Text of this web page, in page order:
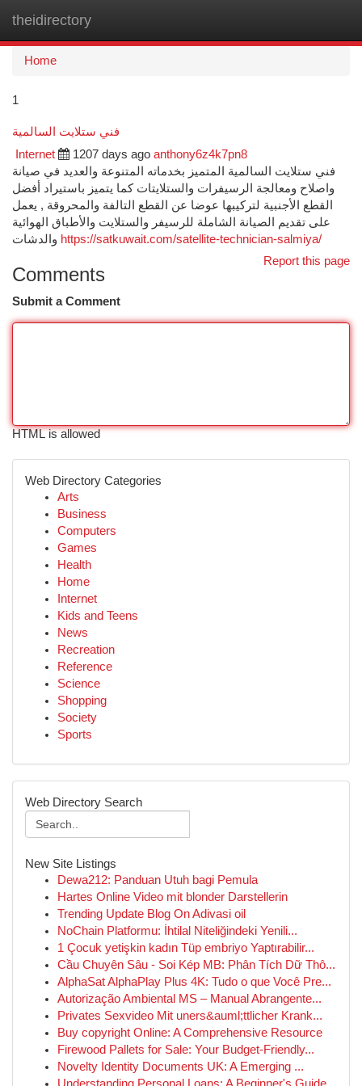
theidirectory
Home
1
فني ستلايت السالمية
Internet 1207 days ago anthony6z4k7pn8
فني ستلايت السالمية المتميز بخدماته المتنوعة والعديد في صيانة
واصلاح ومعالجة الرسيفرات والستلايتات كما يتميز باستيراد أفضل
القطع الأجنبية لتركيبها عوضا عن القطع التالفة والمحروقة , يعمل
على تقديم الصيانة الشاملة للرسيفر والستلايت والأطباق الهوائية
https://satkuwait.com/satellite-technician-salmiya/
Report this page
Comments
Submit a Comment
HTML is allowed
Web Directory Categories
Arts
Business
Computers
Games
Health
Home
Internet
Kids and Teens
News
Recreation
Reference
Science
Shopping
Society
Sports
Web Directory Search
New Site Listings
Dewa212: Panduan Utuh bagi Pemula
Hartes Online Video mit blonder Darstellerin
Trending Update Blog On Adivasi oil
NoChain Platformu: İhtilal Niteliğindeki Yenili...
1 Çocuk yetişkin kadın Tüp embriyo Yaptırabilir...
Cầu Chuyên Sâu - Soi Kép MB: Phân Tích Dữ Thô...
AlphaSat AlphaPlay Plus 4K: Tudo o que Você Pre...
Autorização Ambiental MS – Manual Abrangente...
Privates Sexvideo Mit uners&auml;ttlicher Krank...
Buy copyright Online: A Comprehensive Resource
Firewood Pallets for Sale: Your Budget-Friendly...
Novelty Identity Documents UK: A Emerging ...